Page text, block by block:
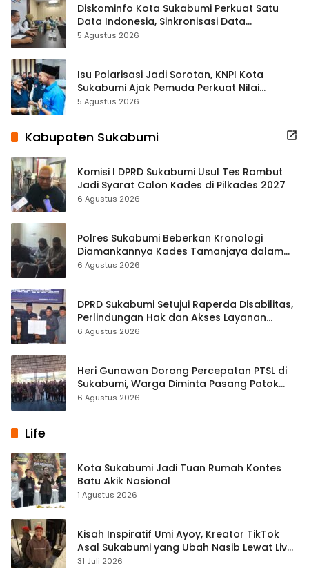
Diskominfo Kota Sukabumi Perkuat Satu
Data Indonesia, Sinkronisasi Data
Kewilayahan Dikebut
5 Agustus 2026
Isu Polarisasi Jadi Sorotan, KNPI Kota
Sukabumi Ajak Pemuda Perkuat Nilai
Kebangsaan
5 Agustus 2026
Kabupaten Sukabumi
Komisi I DPRD Sukabumi Usul Tes Rambut
Jadi Syarat Calon Kades di Pilkades 2027
6 Agustus 2026
Polres Sukabumi Beberkan Kronologi
Diamankannya Kades Tamanjaya dalam
Kasus Sabu
6 Agustus 2026
DPRD Sukabumi Setujui Raperda Disabilitas,
Perlindungan Hak dan Akses Layanan
Diperkuat
6 Agustus 2026
Heri Gunawan Dorong Percepatan PTSL di
Sukabumi, Warga Diminta Pasang Patok
Batas Tanah
6 Agustus 2026
Life
Kota Sukabumi Jadi Tuan Rumah Kontes
Batu Akik Nasional
1 Agustus 2026
Kisah Inspiratif Umi Ayoy, Kreator TikTok
Asal Sukabumi yang Ubah Nasib Lewat Live
Streaming
31 Juli 2026